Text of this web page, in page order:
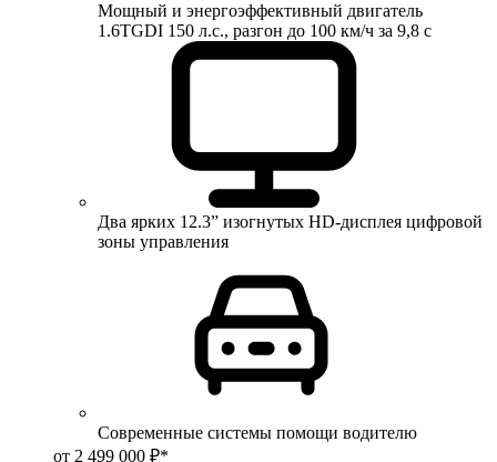
Мощный и энергоэффективный двигатель
1.6TGDI 150 л.с., разгон до 100 км/ч за 9,8 с
Два ярких 12.3” изогнутых HD-дисплея цифровой
зоны управления
Современные системы помощи водителю
от 2 499 000 ₽*